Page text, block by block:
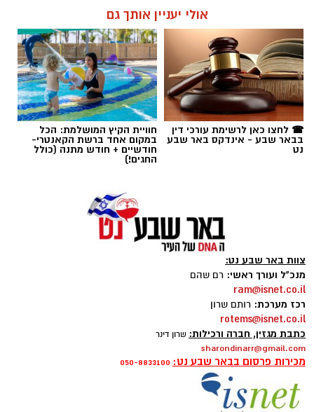
תגים:באר שבע נט, בית החולים סורוקה
צילום: דוברות סורוקה
אולי יעניין אותך גם
☎ לחצו כאן לרשימת עורכי דין
בבאר שבע - אינדקס באר שבע
נט
חוויית הקיץ המושלמת: הכל
במקום אחד ברשת הקאנטרי-
חודשיים + חודש מתנה (כולל
החגים!)
צוות באר שבע נט:
מנכ"ל ועורך ראשי: רם שהם
ram@isnet.co.il
רכז מערכת: רותם שרון
rotems@isnet.co.il
כתבת מגזין, חברה ורכילות: שרון דינר
sharondinarr@gmail.com
מכירות פרסום בבאר שבע נט: 050-8833100